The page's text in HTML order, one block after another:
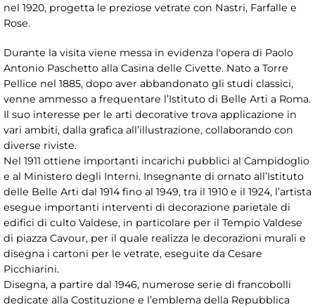
nel 1920, progetta le preziose vetrate con Nastri, Farfalle e
Rose.
Durante la visita viene messa in evidenza l'opera di Paolo
Antonio Paschetto alla Casina delle Civette. Nato a Torre
Pellice nel 1885, dopo aver abbandonato gli studi classici,
venne ammesso a frequentare l’Istituto di Belle Arti a Roma.
Il suo interesse per le arti decorative trova applicazione in
vari ambiti, dalla grafica all’illustrazione, collaborando con
diverse riviste.
Nel 1911 ottiene importanti incarichi pubblici al Campidoglio
e al Ministero degli Interni. Insegnante di ornato all’Istituto
delle Belle Arti dal 1914 fino al 1949, tra il 1910 e il 1924, l’artista
esegue importanti interventi di decorazione parietale di
edifici di culto Valdese, in particolare per il Tempio Valdese
di piazza Cavour, per il quale realizza le decorazioni murali e
disegna i cartoni per le vetrate, eseguite da Cesare
Picchiarini.
Disegna, a partire dal 1946, numerose serie di francobolli
dedicate alla Costituzione e l’emblema della Repubblica